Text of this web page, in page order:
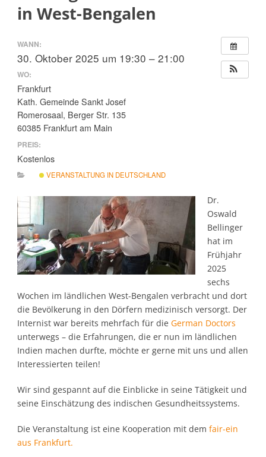
in West-Bengalen
WANN:
30. Oktober 2025 um 19:30 – 21:00
WO:
Frankfurt
Kath. Gemeinde Sankt Josef
Romerosaal, Berger Str. 135
60385 Frankfurt am Main
PREIS:
Kostenlos
VERANSTALTUNG IN DEUTSCHLAND
Dr.
Oswald
Bellinger
hat im
Frühjahr
2025
sechs
Wochen im ländlichen West-Bengalen verbracht und dort
die Bevölkerung in den Dörfern medizinisch versorgt. Der
Internist war bereits mehrfach für die German Doctors
unterwegs – die Erfahrungen, die er nun im ländlichen
Indien machen durfte, möchte er gerne mit uns und allen
Interessierten teilen!
Wir sind gespannt auf die Einblicke in seine Tätigkeit und
seine Einschätzung des indischen Gesundheitssystems.
Die Veranstaltung ist eine Kooperation mit dem fair-ein
aus Frankfurt.